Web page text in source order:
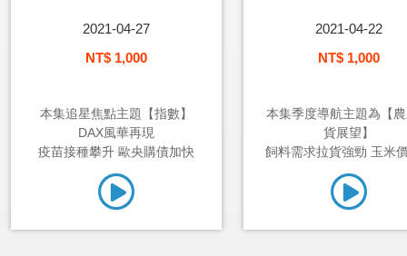
2021-04-27
NT$ 1,000
本集追星焦點主題【指數】
DAX風華再現
疫苗接種攀升 歐央購債加快
2021-04-22
NT$ 1,000
本集季度導航主題為【
貨展望】
飼料需求拉貨強勁 玉米